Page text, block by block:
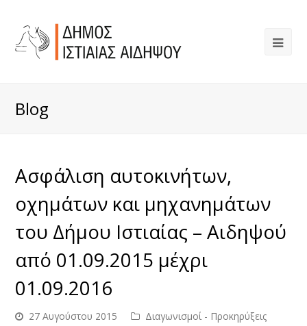
Blog
Aσφάλιση αυτοκινήτων,
οχημάτων και μηχανημάτων
του Δήμου Ιστιαίας – Αιδηψού
από 01.09.2015 μέχρι
01.09.2016
27 Αυγούστου 2015 Διαγωνισμοί - Προκηρύξεις